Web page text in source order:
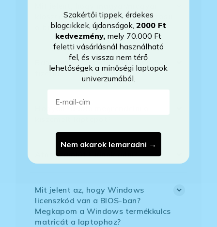
kiosztású európai/külföldi kiosztású
a billentyűzet?
Bankkártyával tudok Önöknél
fizetni?
Áfás számlát tudnak adni?
Mit jelent az, hogy Windows
licenszkód van a BIOS-ban?
Megkapom a Windows termékkulcs
matricát a laptophoz?
Szakértői tippek, érdekes
blogcikkek, újdonságok,2000 Ft
kedvezmény, mely 70.000 Ft
feletti vásárlásnál használható
fel, és vissza nem térő
lehetőségek a minőségi laptopok
univerzumából.
Nem akarok lemaradni →